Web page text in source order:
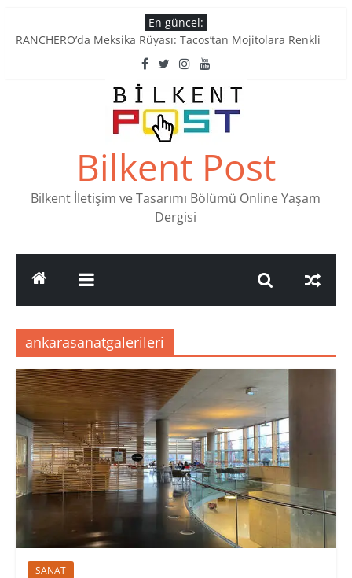
to
En güncel:
RANCHERO’da Meksika Rüyası: Tacos’tan Mojitolara Renkli
Ankara’nın Ruhunu Notalarda Yaşatan 4 Müzik Durağı
Pullardaki tarih: PTT Pul Müzesi
Stamp Collectors Unite: Places to Find Stamps in Ankara
Tatlı Konuşalım: Ankara’nın 4 Köklü Pastanesi
Bilkent Post
Bilkent İletişim ve Tasarımı Bölümü Online Yaşam
Dergisi
ankarasanatgalerileri
SANAT